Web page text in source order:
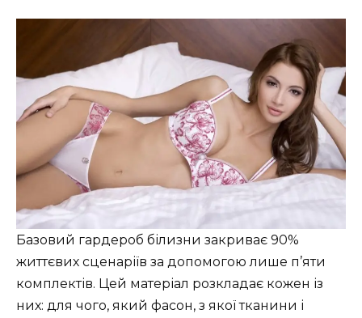
Базовий гардероб білизни закриває 90%
життєвих сценаріїв за допомогою лише п’яти
комплектів. Цей матеріал розкладає кожен із
них: для чого, який фасон, з якої тканини і